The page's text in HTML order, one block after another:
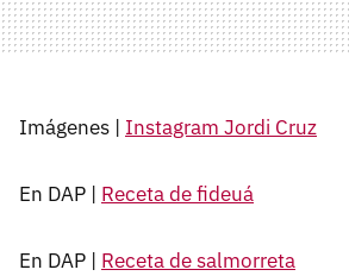
Imágenes | Instagram Jordi Cruz
En DAP | Receta de fideuá
En DAP | Receta de salmorreta